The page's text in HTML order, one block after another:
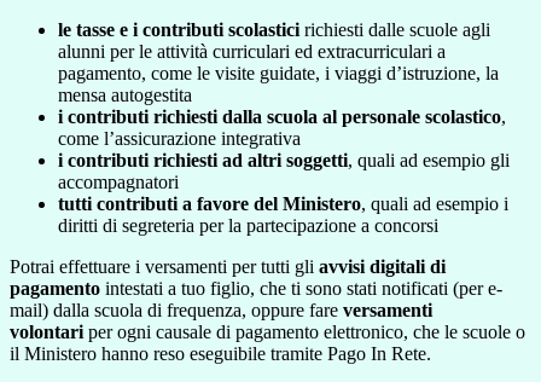
le tasse e i contributi scolastici richiesti dalle scuole agli
alunni per le attività curriculari ed extracurriculari a
pagamento, come le visite guidate, i viaggi d’istruzione, la
mensa autogestita
i contributi richiesti dalla scuola al personale scolastico,
come l’assicurazione integrativa
i contributi richiesti ad altri soggetti, quali ad esempio gli
accompagnatori
tutti contributi a favore del Ministero, quali ad esempio i
diritti di segreteria per la partecipazione a concorsi
Potrai effettuare i versamenti per tutti gli avvisi digitali di
pagamento intestati a tuo figlio, che ti sono stati notificati (per e-
mail) dalla scuola di frequenza, oppure fare versamenti
volontari per ogni causale di pagamento elettronico, che le scuole o
il Ministero hanno reso eseguibile tramite Pago In Rete.